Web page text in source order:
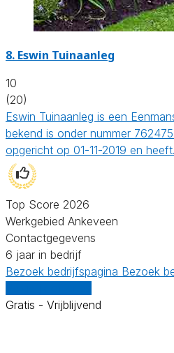
8. Eswin Tuinaanleg
10
(20)
Eswin Tuinaanleg is een
bekend is onder nummer
opgericht op 01-11-2019 en
Top Score 2026
Werkgebied Ankeveen
Contactgegevens
6 jaar in bedrijf
Bezoek bedrijfspagina Bezoek
Gratis - Vrijblijvend